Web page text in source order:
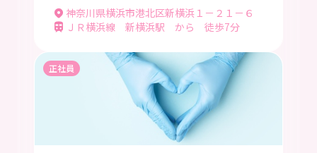
神奈川県横浜市港北区新横浜１－２１－６
ＪＲ横浜線 新横浜駅 から 徒歩7分
正社員